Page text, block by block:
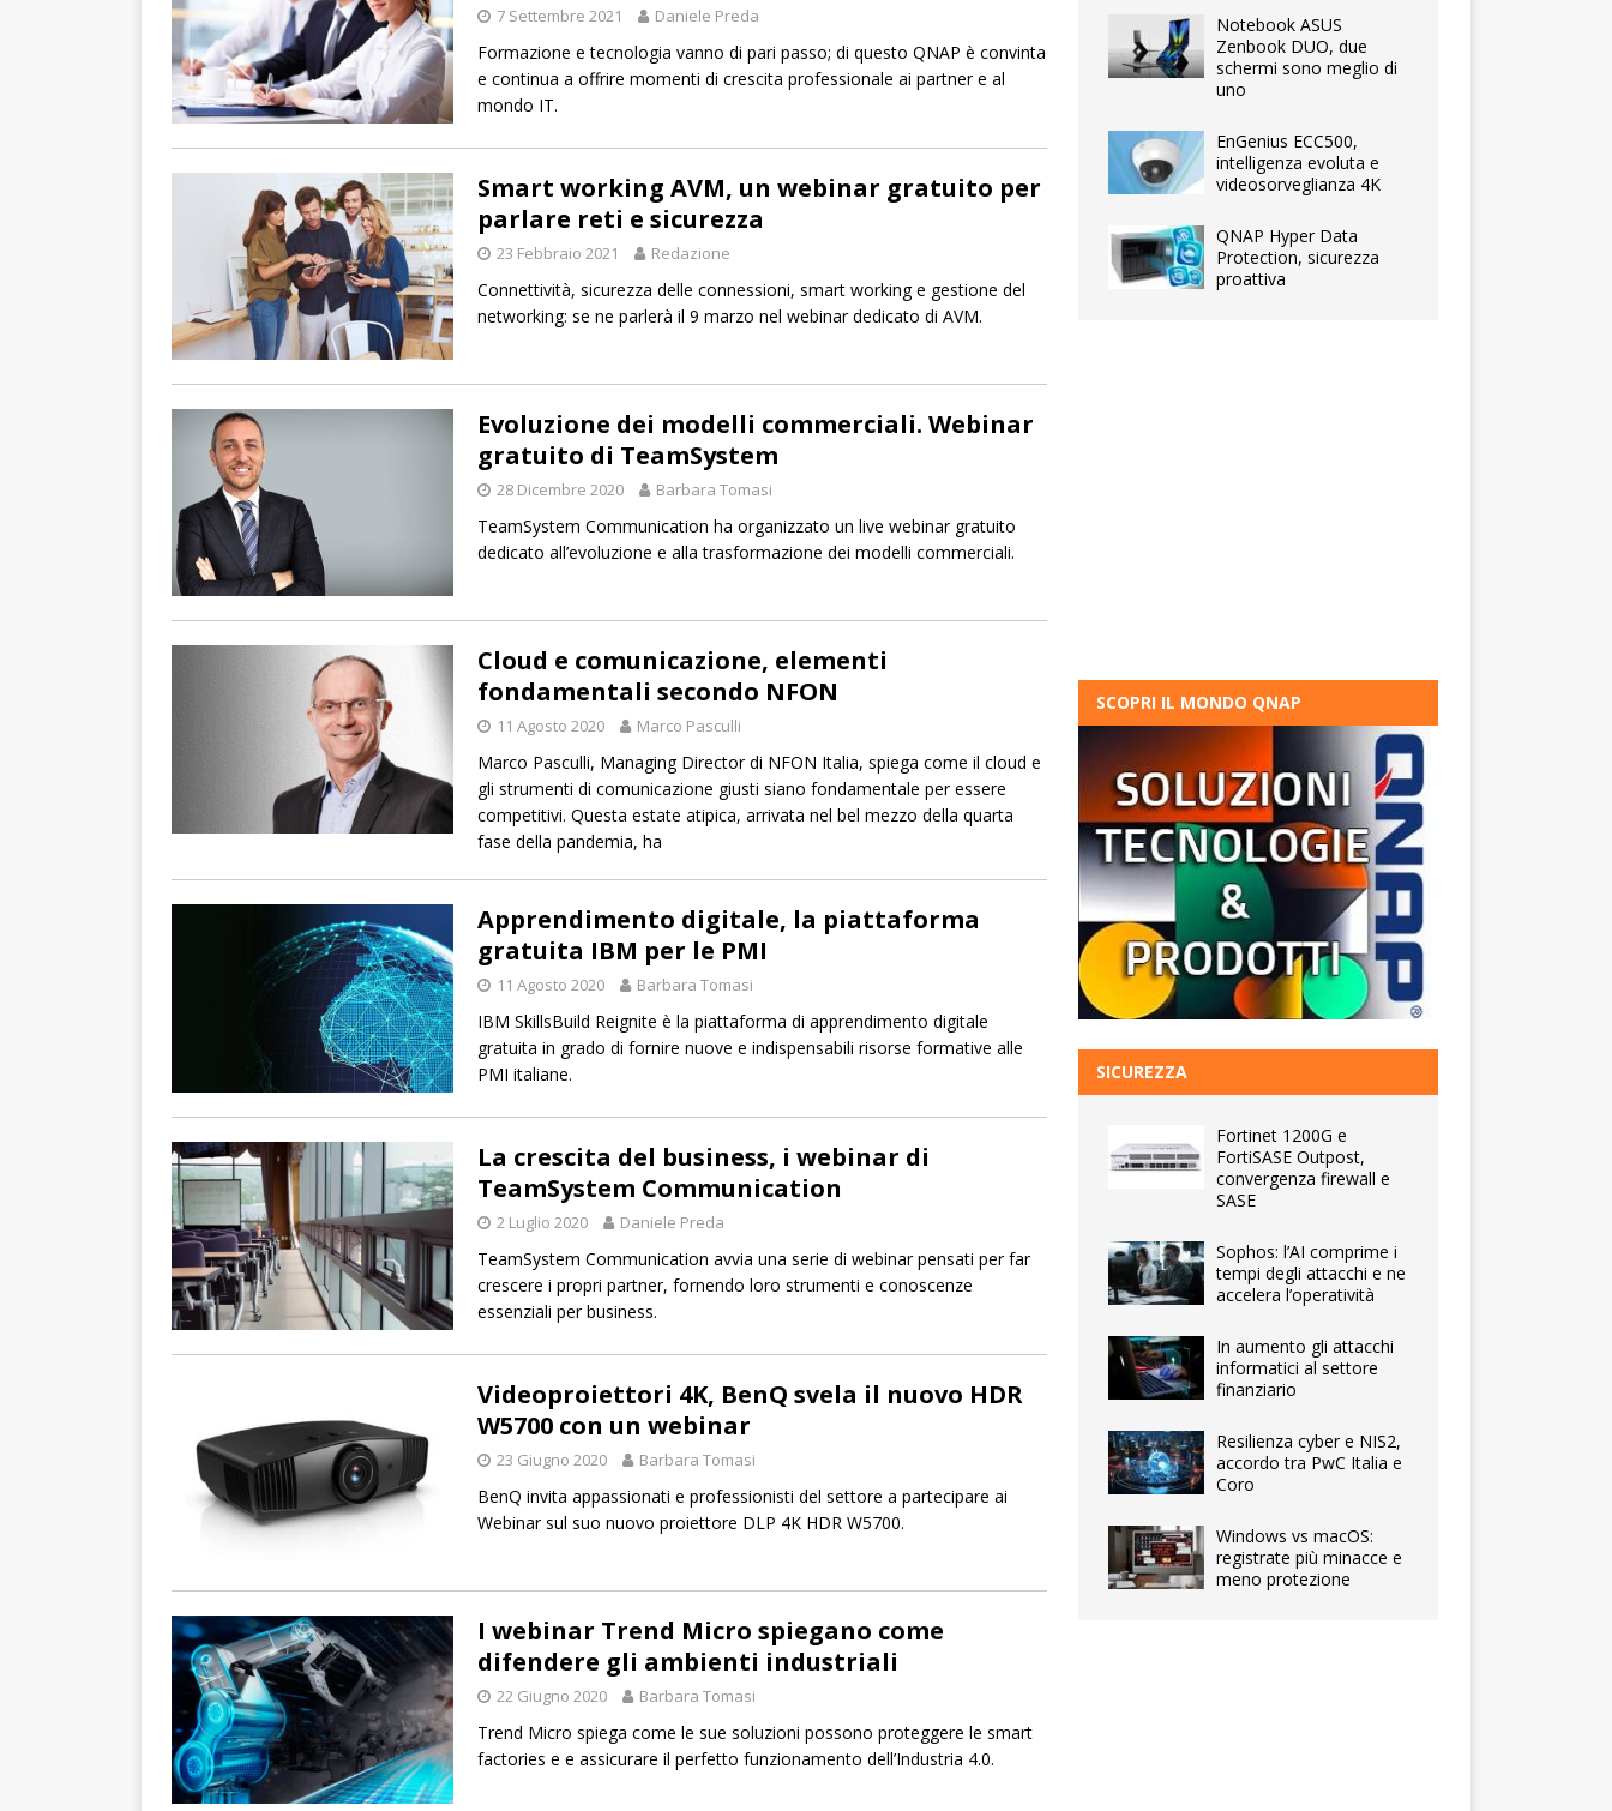
7 Settembre 2021 Daniele Preda
Formazione e tecnologia vanno di pari passo; di questo QNAP è convinta
e continua a offrire momenti di crescita professionale ai partner e al
mondo IT.
Smart working AVM, un webinar gratuito per
parlare reti e sicurezza
23 Febbraio 2021 Redazione
Connettività, sicurezza delle connessioni, smart working e gestione del
networking: se ne parlerà il 9 marzo nel webinar dedicato di AVM.
Evoluzione dei modelli commerciali. Webinar
gratuito di TeamSystem
28 Dicembre 2020 Barbara Tomasi
TeamSystem Communication ha organizzato un live webinar gratuito
dedicato all’evoluzione e alla trasformazione dei modelli commerciali.
Cloud e comunicazione, elementi
fondamentali secondo NFON
11 Agosto 2020 Marco Pasculli
Marco Pasculli, Managing Director di NFON Italia, spiega come il cloud e
gli strumenti di comunicazione giusti siano fondamentale per essere
competitivi. Questa estate atipica, arrivata nel bel mezzo della quarta
fase della pandemia, ha
Apprendimento digitale, la piattaforma
gratuita IBM per le PMI
11 Agosto 2020 Barbara Tomasi
IBM SkillsBuild Reignite è la piattaforma di apprendimento digitale
gratuita in grado di fornire nuove e indispensabili risorse formative alle
PMI italiane.
La crescita del business, i webinar di
TeamSystem Communication
2 Luglio 2020 Daniele Preda
TeamSystem Communication avvia una serie di webinar pensati per far
crescere i propri partner, fornendo loro strumenti e conoscenze
essenziali per business.
Videoproiettori 4K, BenQ svela il nuovo HDR
W5700 con un webinar
23 Giugno 2020 Barbara Tomasi
BenQ invita appassionati e professionisti del settore a partecipare ai
Webinar sul suo nuovo proiettore DLP 4K HDR W5700.
I webinar Trend Micro spiegano come
difendere gli ambienti industriali
22 Giugno 2020 Barbara Tomasi
Trend Micro spiega come le sue soluzioni possono proteggere le smart
factories e e assicurare il perfetto funzionamento dell’Industria 4.0.
Notebook ASUS
Zenbook DUO, due
schermi sono meglio di
uno
EnGenius ECC500,
intelligenza evoluta e
videosorveglianza 4K
QNAP Hyper Data
Protection, sicurezza
proattiva
SCOPRI IL MONDO QNAP
SICUREZZA
Fortinet 1200G e
FortiSASE Outpost,
convergenza firewall e
SASE
Sophos: l’AI comprime i
tempi degli attacchi e ne
accelera l’operatività
In aumento gli attacchi
informatici al settore
finanziario
Resilienza cyber e NIS2,
accordo tra PwC Italia e
Coro
Windows vs macOS:
registrate più minacce e
meno protezione